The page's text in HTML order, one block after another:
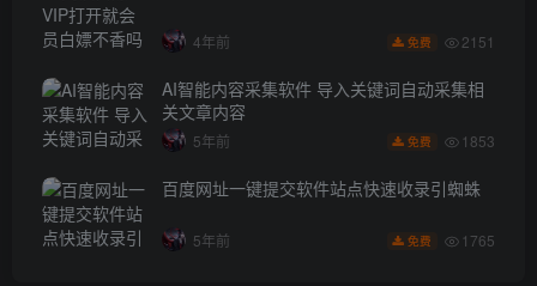
4年前 免费 2151
AI智能内容采集软件 导入关键词自动采集相
关文章内容
5年前 免费 1853
百度网址一键提交软件站点快速收录引蜘蛛
5年前 免费 1765